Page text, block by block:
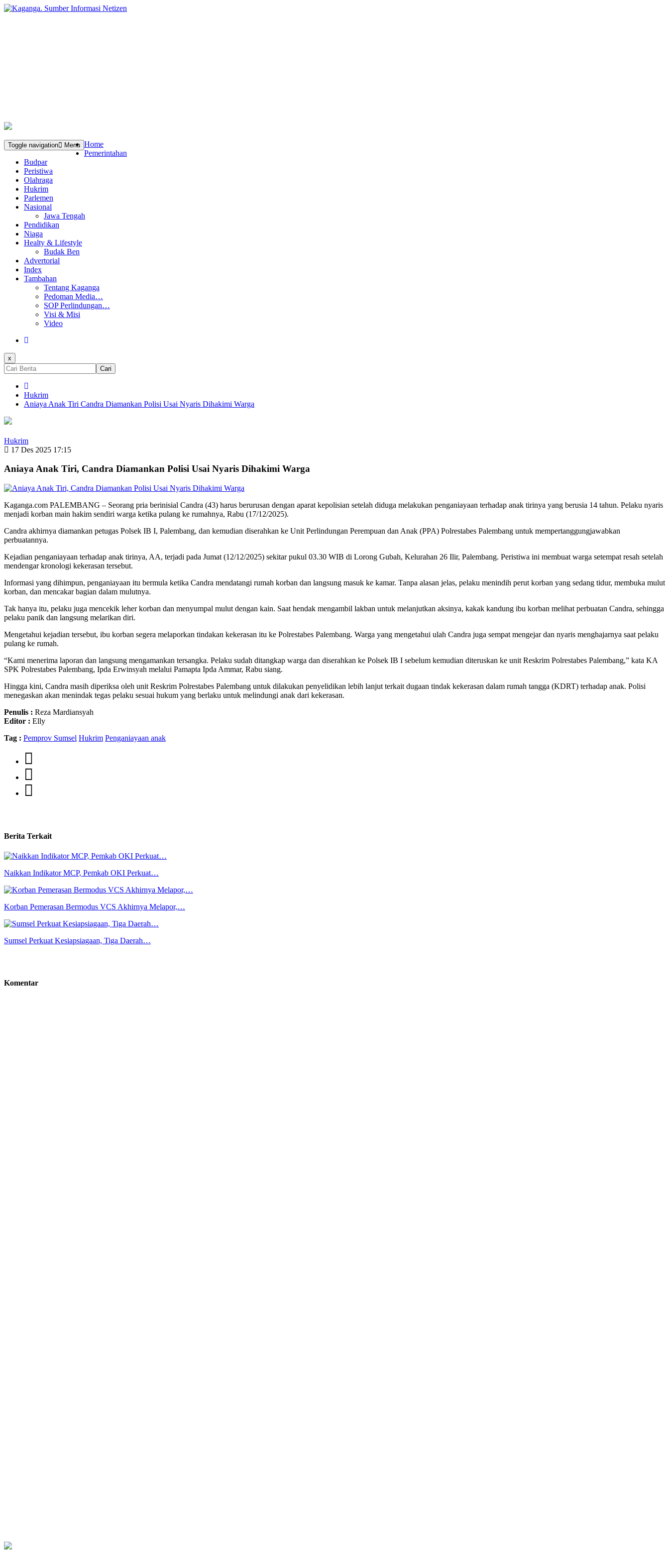
Toggle navigation Menu Home
Pemerintahan
Budpar
Peristiwa
Olahraga
Hukrim
Parlemen
Nasional
Jawa Tengah
Pendidikan
Niaga
Healty & Lifestyle
Budak Ben
Advertorial
Index
Tambahan
Tentang Kaganga
Pedoman Media…
SOP Perlindungan…
Visi & Misi
Video
x
Cari
Hukrim
Aniaya Anak Tiri Candra Diamankan Polisi Usai Nyaris Dihakimi Warga
Hukrim
17 Des 2025 17:15
Aniaya Anak Tiri, Candra Diamankan Polisi Usai Nyaris Dihakimi Warga
Kaganga.com PALEMBANG – Seorang pria berinisial Candra (43) harus berurusan dengan aparat kepolisian setelah diduga melakukan penganiayaan terhadap anak tirinya yang berusia 14 tahun. Pelaku nyaris
menjadi korban main hakim sendiri warga ketika pulang ke rumahnya, Rabu (17/12/2025).
Candra akhirnya diamankan petugas Polsek IB I, Palembang, dan kemudian diserahkan ke Unit Perlindungan Perempuan dan Anak (PPA) Polrestabes Palembang untuk mempertanggungjawabkan
perbuatannya.
Kejadian penganiayaan terhadap anak tirinya, AA, terjadi pada Jumat (12/12/2025) sekitar pukul 03.30 WIB di Lorong Gubah, Kelurahan 26 Ilir, Palembang. Peristiwa ini membuat warga setempat resah setelah
mendengar kronologi kekerasan tersebut.
Informasi yang dihimpun, penganiayaan itu bermula ketika Candra mendatangi rumah korban dan langsung masuk ke kamar. Tanpa alasan jelas, pelaku menindih perut korban yang sedang tidur, membuka mulut
korban, dan mencakar bagian dalam mulutnya.
Tak hanya itu, pelaku juga mencekik leher korban dan menyumpal mulut dengan kain. Saat hendak mengambil lakban untuk melanjutkan aksinya, kakak kandung ibu korban melihat perbuatan Candra, sehingga
pelaku panik dan langsung melarikan diri.
Mengetahui kejadian tersebut, ibu korban segera melaporkan tindakan kekerasan itu ke Polrestabes Palembang. Warga yang mengetahui ulah Candra juga sempat mengejar dan nyaris menghajarnya saat pelaku
pulang ke rumah.
“Kami menerima laporan dan langsung mengamankan tersangka. Pelaku sudah ditangkap warga dan diserahkan ke Polsek IB I sebelum kemudian diteruskan ke unit Reskrim Polrestabes Palembang,” kata KA
SPK Polrestabes Palembang, Ipda Erwinsyah melalui Pamapta Ipda Ammar, Rabu siang.
Hingga kini, Candra masih diperiksa oleh unit Reskrim Polrestabes Palembang untuk dilakukan penyelidikan lebih lanjut terkait dugaan tindak kekerasan dalam rumah tangga (KDRT) terhadap anak. Polisi
menegaskan akan menindak tegas pelaku sesuai hukum yang berlaku untuk melindungi anak dari kekerasan.
Penulis : Reza Mardiansyah
Editor : Elly
Tag : Pemprov Sumsel Hukrim Penganiayaan anak
Berita Terkait
Naikkan Indikator MCP, Pemkab OKI Perkuat…
Korban Pemerasan Bermodus VCS Akhirnya Melapor,…
Sumsel Perkuat Kesiapsiagaan, Tiga Daerah…
Komentar